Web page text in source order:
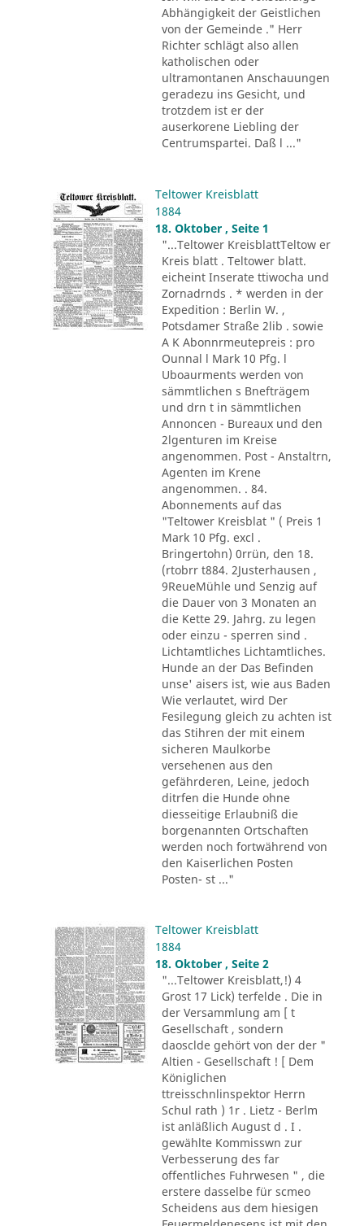
Abhängigkeit der Geistlichen
von der Gemeinde ." Herr
Richter schlägt also allen
katholischen oder
ultramontanen Anschauungen
geradezu ins Gesicht, und
trotzdem ist er der
auserkorene Liebling der
Centrumspartei. Daß l ..."
Teltower Kreisblatt
1884
18. Oktober , Seite 1
"...Teltower KreisblattTeltow er
Kreis blatt . Teltower blatt.
eicheint Inserate ttiwocha und
Zornadrnds . * werden in der
Expedition : Berlin W. ,
Potsdamer Straße 2lib . sowie
A K Abonnrmeutepreis : pro
Ounnal l Mark 10 Pfg. l
Uboaurments werden von
sämmtlichen s Bnefträgem
und drn t in sämmtlichen
Annoncen - Bureaux und den
2lgenturen im Kreise
angenommen. Post - Anstaltrn,
Agenten im Krene
angenommen. . 84.
Abonnements auf das
"Teltower Kreisblat " ( Preis 1
Mark 10 Pfg. excl .
Bringertohn) 0rrün, den 18.
(rtobrr t884. 2Justerhausen ,
9ReueMühle und Senzig auf
die Dauer von 3 Monaten an
die Kette 29. Jahrg. zu legen
oder einzu - sperren sind .
Lichtamtliches Lichtamtliches.
Hunde an der Das Befinden
unse' aisers ist, wie aus Baden
Wie verlautet, wird Der
Fesilegung gleich zu achten ist
das Stihren der mit einem
sicheren Maulkorbe
versehenen aus den
gefährderen, Leine, jedoch
ditrfen die Hunde ohne
diesseitige Erlaubniß die
borgenannten Ortschaften
werden noch fortwährend von
den Kaiserlichen Posten
Posten- st ..."
Teltower Kreisblatt
1884
18. Oktober , Seite 2
"...Teltower Kreisblatt,!) 4
Grost 17 Lick) terfelde . Die in
der Versammlung am [ t
Gesellschaft , sondern
daosclde gehört von der der "
Altien - Gesellschaft ! [ Dem
Königlichen
ttreisschnlinspektor Herrn
Schul rath ) 1r . Lietz - Berlm
ist anläßlich August d . I .
gewählte Kommisswn zur
Verbesserung des far
offentliches Fuhrwesen " , die
erstere dasselbe für scmeo
Scheidens aus dem hiesigen